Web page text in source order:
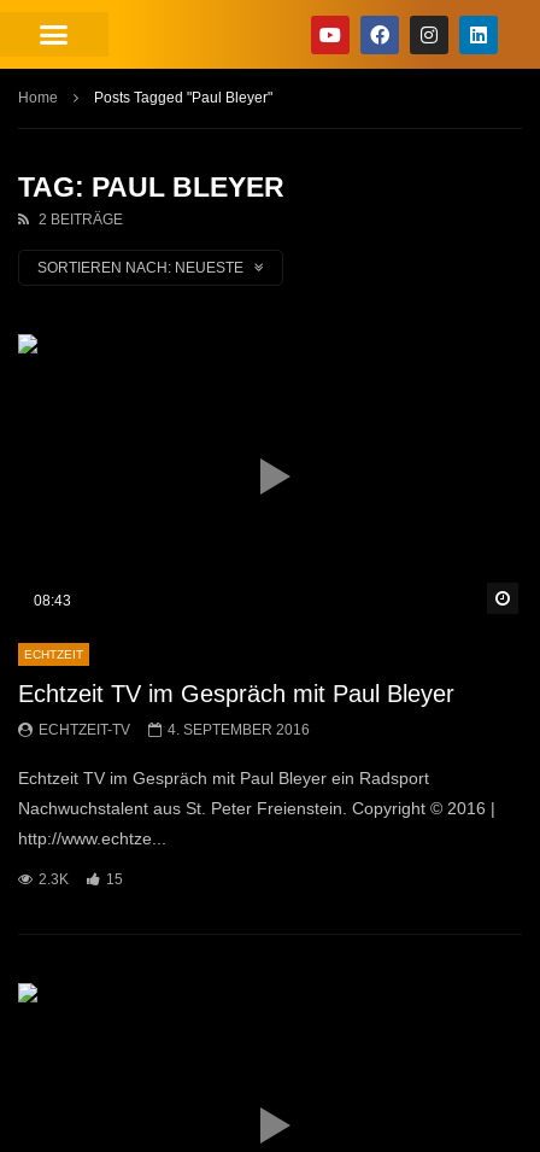
Home Posts Tagged "Paul Bleyer"
TAG: PAUL BLEYER
2 BEITRÄGE
SORTIEREN NACH: NEUESTE
08:43
ECHTZEIT
Echtzeit TV im Gespräch mit Paul Bleyer
ECHTZEIT-TV 4. SEPTEMBER 2016
Echtzeit TV im Gespräch mit Paul Bleyer ein Radsport
Nachwuchstalent aus St. Peter Freienstein. Copyright © 2016 |
http://www.echtze...
2.3K 15